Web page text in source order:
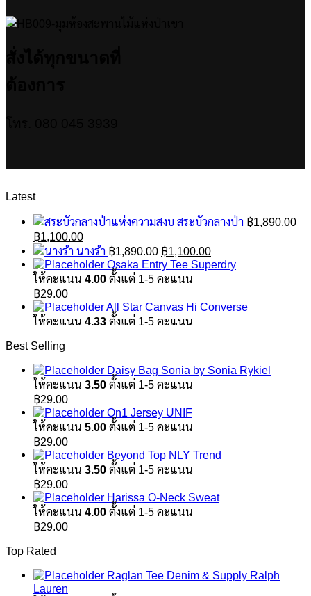
Latest
สระบัวกลางป่า ฿1,890.00
Original
price
was:
฿1,890.00.
฿1,100.00Current
price
is:
฿1,100.00.
นางรำ ฿1,890.00 Original
price
was:
฿1,100.00Current
price
Osaka Entry Tee Superdry
ให้คะแนน 4.00 ตั้งแต่ 1-5 คะแนน
฿29.00
All Star Canvas Hi Converse
ให้คะแนน 4.33 ตั้งแต่ 1-5 คะแนน
Best Selling
Daisy Bag Sonia by Sonia Rykiel
ให้คะแนน 3.50 ตั้งแต่ 1-5 คะแนน
฿29.00
On1 Jersey UNIF
ให้คะแนน 5.00 ตั้งแต่ 1-5 คะแนน
฿29.00
Beyond Top NLY Trend
ให้คะแนน 3.50 ตั้งแต่ 1-5 คะแนน
฿29.00
Harissa O-Neck Sweat
ให้คะแนน 4.00 ตั้งแต่ 1-5 คะแนน
฿29.00
Top Rated
Raglan Tee Denim & Supply Ralph
Lauren